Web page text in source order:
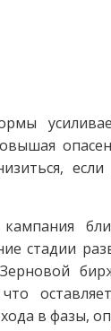
стадии
в фазы,